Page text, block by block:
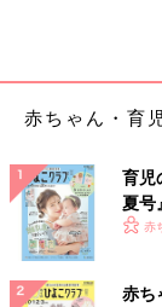
赤ちゃん・育
育児
夏号
いっ
赤
赤ち